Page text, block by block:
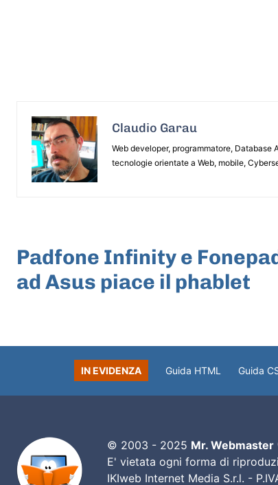
Claudio Garau
Web developer, programmatore,
tecnologie orientate a Web, mobile,
Padfone Infinity e
ad Asus piace il phablet
IN EVIDENZA Guida HTML Guida
© 2003 - 2025 Mr. Webmaster
E' vietata ogni forma di
IKIweb Internet Media S.r.l. -